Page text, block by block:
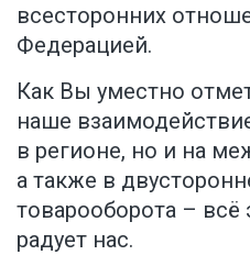
всесторонних
Федерацией.
Как Вы уместно
наше
в регионе, но и на
а также в
товарооборота – всё
радует нас.